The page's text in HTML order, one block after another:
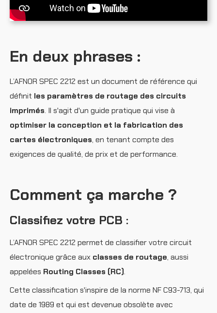
En deux phrases :
L’AFNOR SPEC 2212 est un document de référence qui
définit les paramètres de routage des circuits
imprimés. Il s'agit d'un guide pratique qui vise à
optimiser la conception et la fabrication des
cartes électroniques, en tenant compte des
exigences de qualité, de prix et de performance.
Comment ça marche ?
Classifiez votre PCB :
L’AFNOR SPEC 2212 permet de classifier votre circuit
électronique grâce aux classes de routage, aussi
appelées Routing Classes (RC).
Cette classification s'inspire de la norme NF C93-713, qui
date de 1989 et qui est devenue obsolète avec